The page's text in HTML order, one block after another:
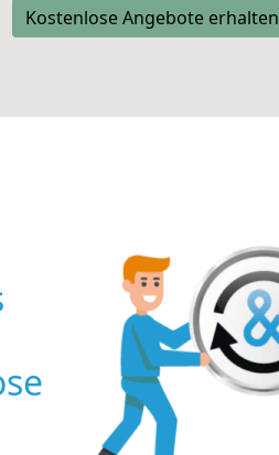
Kostenlose Angebote erhalten